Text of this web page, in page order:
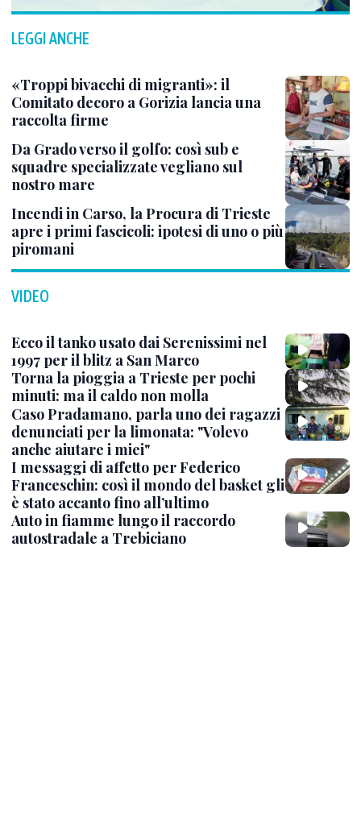
LEGGI ANCHE
«Troppi bivacchi di migranti»: il
Comitato decoro a Gorizia lancia una
raccolta firme
Da Grado verso il golfo: così sub e
squadre specializzate vegliano sul
nostro mare
Incendi in Carso, la Procura di Trieste
apre i primi fascicoli: ipotesi di uno o più
piromani
VIDEO
Ecco il tanko usato dai Serenissimi nel
1997 per il blitz a San Marco
Torna la pioggia a Trieste per pochi
minuti: ma il caldo non molla
Caso Pradamano, parla uno dei ragazzi
denunciati per la limonata: "Volevo
anche aiutare i miei"
I messaggi di affetto per Federico
Franceschin: così il mondo del basket gli
è stato accanto fino all’ultimo
Auto in fiamme lungo il raccordo
autostradale a Trebiciano